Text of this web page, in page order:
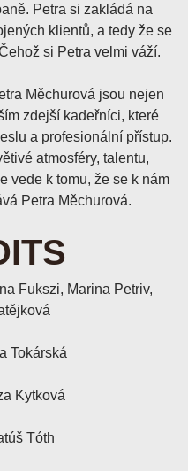
Petra si zakládá na
klientů, a tedy že se
si Petra velmi váží.
Měchurová jsou nejen
zdejší kadeřníci, které
a profesionální přístup.
atmosféry, talentu,
vede k tomu, že se k nám
Petra Měchurová.
Fukszi, Marina Petriv,
Tokárská
Kytková
Tóth